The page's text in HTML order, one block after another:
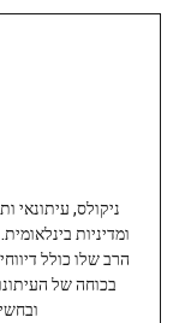
ומדיניות
הרב שלו כולל
בכוחה של